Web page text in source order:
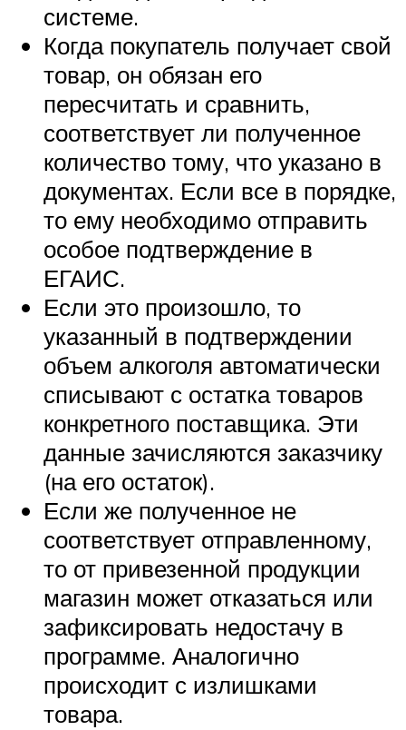
системе.
Когда покупатель получает свой
товар, он обязан его
пересчитать и сравнить,
соответствует ли полученное
количество тому, что указано в
документах. Если все в порядке,
то ему необходимо отправить
особое подтверждение в
ЕГАИС.
Если это произошло, то
указанный в подтверждении
объем алкоголя автоматически
списывают с остатка товаров
конкретного поставщика. Эти
данные зачисляются заказчику
(на его остаток).
Если же полученное не
соответствует отправленному,
то от привезенной продукции
магазин может отказаться или
зафиксировать недостачу в
программе. Аналогично
происходит с излишками
товара.